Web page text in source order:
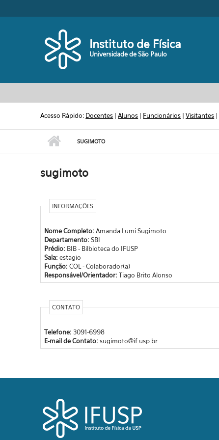
Instituto de Física
Universidade de São Paulo
Acesso Rápido: Docentes |Alunos | Funcionários |Visitantes |
SUGIMOTO
sugimoto
INFORMAÇÕES
Nome Completo: Amanda Lumi Sugimoto
Departamento: SBI
Prédio: BIB - Bilbioteca do IFUSP
Sala: estagio
Função: COL - Colaborador(a)
Responsável/Orientador: Tiago Brito Alonso
CONTATO
Telefone: 3091-6998
E-mail de Contato: sugimoto@if.usp.br